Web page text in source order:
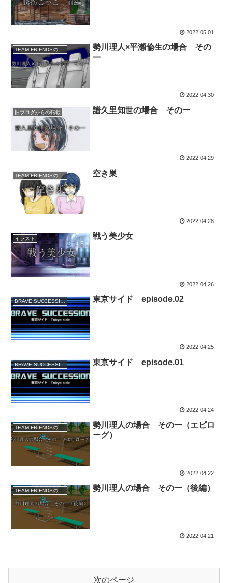
2022.05.01
TEAM FRIENDSの事件簿
勢川理人×平瀬倫生の場合 その
一
2022.04.30
旧ブログからの転載 譜久里知世の場合 その一
2022.04.29
TEAM FRIENDSの事件簿 空き巣
2022.04.28
イラスト 戦う美少女
2022.04.26
BRAVE SUCCESSION 東京サイド episode.02
2022.04.25
BRAVE SUCCESSION 東京サイド episode.01
2022.04.24
TEAM FRIENDSの事件簿
勢川理人の場合 その一（エピロ
ーグ）
2022.04.22
TEAM FRIENDSの事件簿 勢川理人の場合 その一（後編）
2022.04.21
次のページ